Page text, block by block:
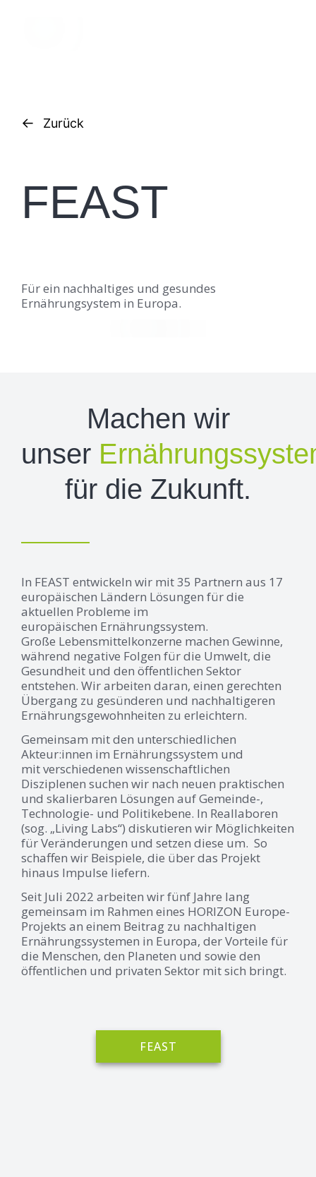
← Zurück
FEAST
Für ein nachhaltiges und gesundes
Ernährungsystem in Europa.
Machen wir
unser
für die Zukunft.
In FEAST entwickeln wir mit 35 Partnern aus 17
europäischen Ländern Lösungen für die
aktuellen Probleme im
europäischen Ernährungssystem.
Große Lebensmittelkonzerne machen Gewinne,
während negative Folgen für die Umwelt, die
Gesundheit und den öffentlichen Sektor
entstehen. Wir arbeiten daran, einen gerechten
Übergang zu gesünderen und nachhaltigeren
Ernährungsgewohnheiten zu erleichtern.
Gemeinsam mit den unterschiedlichen
Akteur:innen im Ernährungssystem und
mit verschiedenen wissenschaftlichen
Disziplenen suchen wir nach neuen praktischen
und skalierbaren Lösungen auf Gemeinde-,
Technologie- und Politikebene. In Reallaboren
(sog. „Living Labs“) diskutieren wir Möglichkeiten
für Veränderungen und setzen diese um. So
schaffen wir Beispiele, die über das Projekt
hinaus Impulse liefern.
Seit Juli 2022 arbeiten wir fünf Jahre lang
gemeinsam im Rahmen eines HORIZON Europe-
Projekts an einem Beitrag zu nachhaltigen
Ernährungssystemen in Europa, der Vorteile für
die Menschen, den Planeten und sowie den
öffentlichen und privaten Sektor mit sich bringt.
FEAST